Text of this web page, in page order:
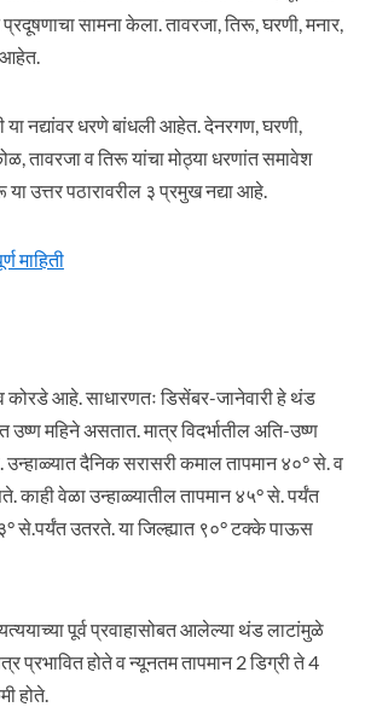
सामना केला. तावरजा, तिरू, घरणी, मनार,
आहेत.
या नद्यांवर धरणे बांधली आहेत. देनरगण, घरणी,
तावरजा व तिरू यांचा मोठ्या धरणांत समावेश
या उत्तर पठारावरील ३ प्रमुख नद्या आहे.
माहिती
व कोरडे आहे. साधारणतः डिसेंबर-जानेवारी हे थंड
उष्ण महिने असतात. मात्र विदर्भातील अति-उष्ण
दैनिक सरासरी कमाल तापमान ४०° से. व
काही वेळा उन्हाळ्यातील तापमान ४५° से. पर्यंत
से.पर्यंत उतरते. या जिल्ह्यात ९०° टक्के पाऊस
पूर्व प्रवाहासोबत आलेल्या थंड लाटांमुळे
प्रभावित होते व न्यूनतम तापमान 2 डिग्री ते 4
होते.